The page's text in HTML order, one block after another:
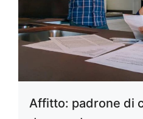
Affitto: padrone di